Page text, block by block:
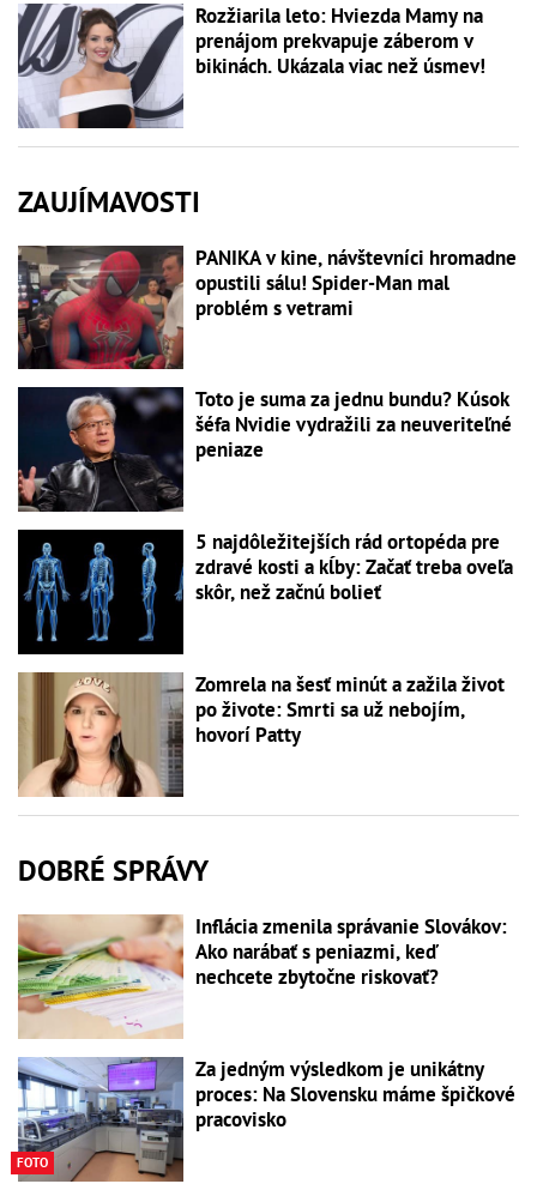
Rozžiarila leto: Hviezda Mamy na
prenájom prekvapuje záberom v
bikinách. Ukázala viac než úsmev!
ZAUJÍMAVOSTI
PANIKA v kine, návštevníci hromadne
opustili sálu! Spider-Man mal
problém s vetrami
Toto je suma za jednu bundu? Kúsok
šéfa Nvidie vydražili za neuveriteľné
peniaze
5 najdôležitejších rád ortopéda pre
zdravé kosti a kĺby: Začať treba oveľa
skôr, než začnú bolieť
Zomrela na šesť minút a zažila život
po živote: Smrti sa už nebojím,
hovorí Patty
DOBRÉ SPRÁVY
Inflácia zmenila správanie Slovákov:
Ako narábať s peniazmi, keď
nechcete zbytočne riskovať?
FOTO
Za jedným výsledkom je unikátny
proces: Na Slovensku máme špičkové
pracovisko